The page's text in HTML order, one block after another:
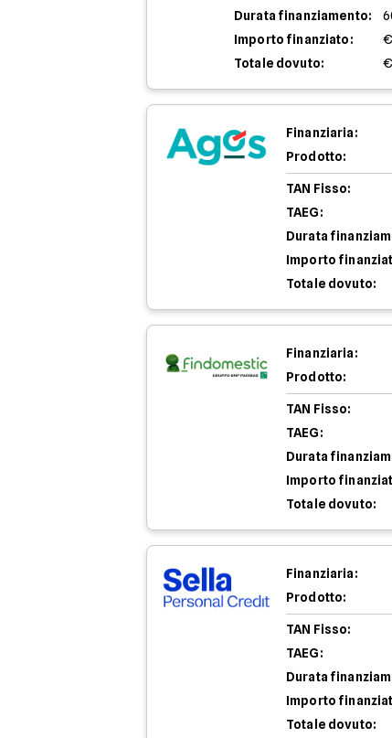
Durata finanziamento:
Importo finanziato:
Totale dovuto:
€
Finanziaria:
Prodotto:
TAN Fisso:
TAEG:
Durata
Importo
Totale dovuto:
Finanziaria:
Prodotto:
TAN Fisso:
TAEG:
Durata
Importo
Totale dovuto:
Finanziaria:
Prodotto:
TAN Fisso:
TAEG:
Durata
Importo
Totale dovuto: